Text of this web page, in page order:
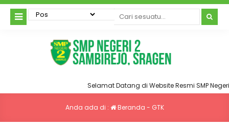
Selamat Datang di Website Resmi SMP Negeri
Anda ada di : Beranda - GTK